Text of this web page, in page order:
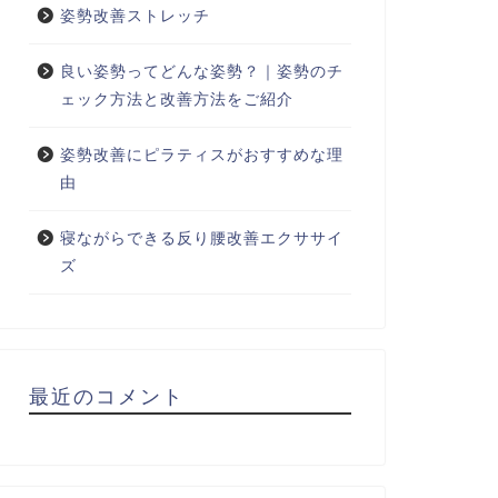
姿勢改善ストレッチ
良い姿勢ってどんな姿勢？｜姿勢のチ
ェック方法と改善方法をご紹介
姿勢改善にピラティスがおすすめな理
由
寝ながらできる反り腰改善エクササイ
ズ
最近のコメント